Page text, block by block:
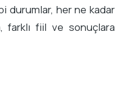
durumlar, her ne kadar
farklı fiil ve sonuçlara